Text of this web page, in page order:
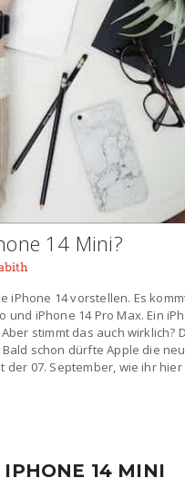
14 Mini?
iPhone 14 vorstellen. Es
und iPhone 14 Pro Max. Ein
stimmt das auch wirklich?
schon dürfte Apple die
07. September, wie ihr
14 MINI